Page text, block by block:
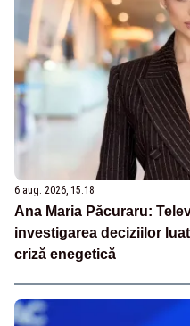
6 aug. 2026, 15:18
Ana Maria Păcuraru:
investigarea deciziilor
criză enegetică